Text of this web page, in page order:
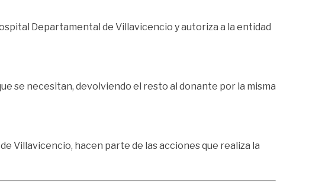
Departamental de Villavicencio y autoriza a la entidad
se necesitan, devolviendo el resto al donante por la misma
Villavicencio, hacen parte de las acciones que realiza la